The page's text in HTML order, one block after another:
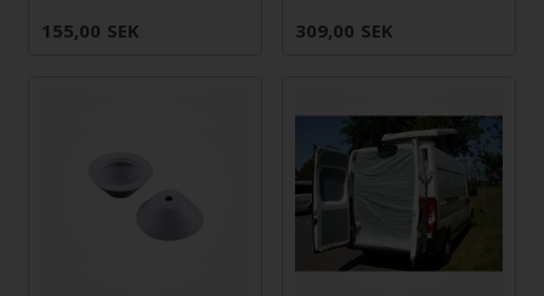
155,00 SEK 309,00 SEK